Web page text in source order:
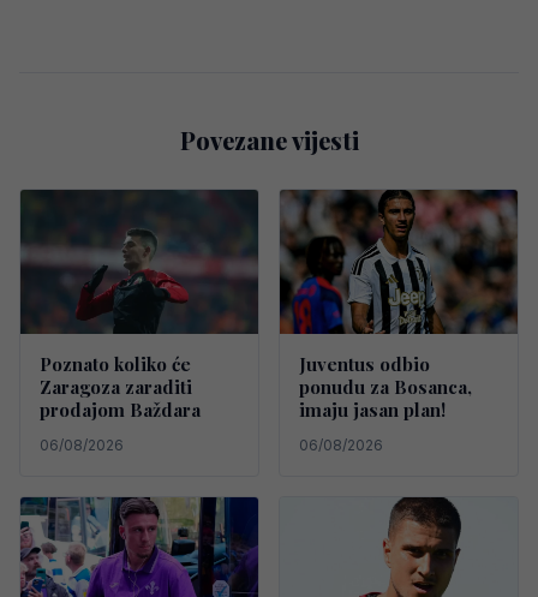
Povezane vijesti
Poznato koliko će
Zaragoza zaraditi
prodajom Baždara
06/08/2026
Juventus odbio
ponudu za Bosanca,
imaju jasan plan!
06/08/2026